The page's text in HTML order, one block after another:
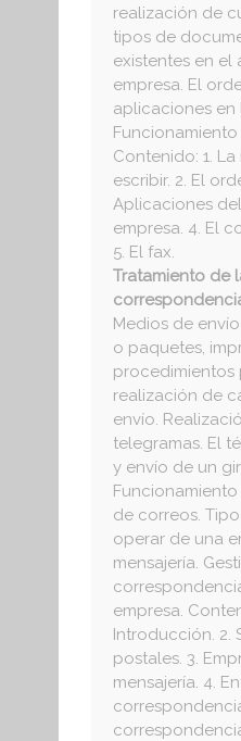
realización de
tipos de
existentes en el
empresa. El
aplicaciones en
Contenido: 1.
escribir. 2. El
Aplicaciones
empresa. 4. El
5. El fax.
Tratamiento de
Medios de
o paquetes,
procedimientos
realización de
envío.
telegramas. El
y envío de un
de correos.
operar de una
mensajería.
empresa.
Introducción. 2.
postales. 3.
mensajería. 4.